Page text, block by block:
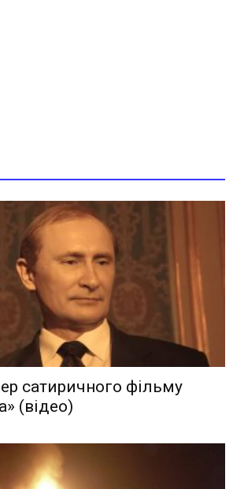
сатиричного фільму
(відео)